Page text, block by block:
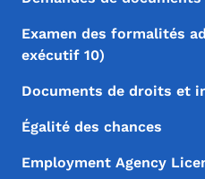
Examen des formalités
exécutif 10)
Documents de droits et
Égalité des chances
Employment Agency